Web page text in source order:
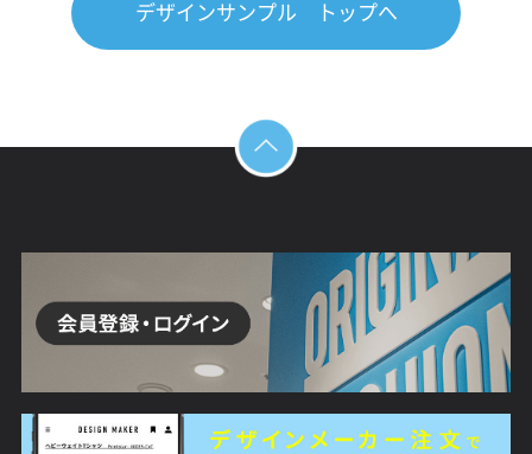
デザインサンプル トップへ